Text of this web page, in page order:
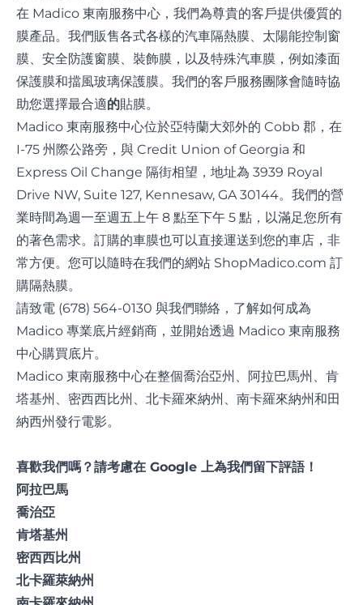
在 Madico 東南服務中心，我們為尊貴的客戶提供優質的
膜產品。我們販售各式各樣的汽車隔熱膜、太陽能控制窗
膜、安全防護窗膜、裝飾膜，以及特殊汽車膜，例如漆面
保護膜和擋風玻璃保護膜。我們的客戶服務團隊會隨時協
助您選擇最合適的貼膜。
Madico 東南服務中心位於亞特蘭大郊外的 Cobb 郡，在
I-75 州際公路旁，與 Credit Union of Georgia 和
Express Oil Change 隔街相望，地址為 3939 Royal
Drive NW, Suite 127, Kennesaw, GA 30144。我們的營
業時間為週一至週五上午 8 點至下午 5 點，以滿足您所有
的著色需求。訂購的車膜也可以直接運送到您的車店，非
常方便。您可以隨時在我們的網站 ShopMadico.com 訂
購隔熱膜。
請致電 (678) 564-0130 與我們聯絡，了解如何成為
Madico 專業底片經銷商，並開始透過 Madico 東南服務
中心購買底片。
Madico 東南服務中心在整個喬治亞州、阿拉巴馬州、肯
塔基州、密西西比州、北卡羅來納州、南卡羅來納州和田
納西州發行電影。
喜歡我們嗎？請考慮在 Google 上為我們留下評語！
阿拉巴馬
喬治亞
肯塔基州
密西西比州
北卡羅萊納州